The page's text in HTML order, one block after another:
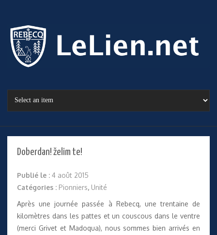
Doberdan! želim te!
Publié le : 4 août 2015
Catégories : Pionniers, Unité
Après une journée passée à Rebecq, une trentaine de
kilomètres dans les pattes et un couscous dans le ventre
(merci Grivet et Madoqua), nous sommes bien arrivés en